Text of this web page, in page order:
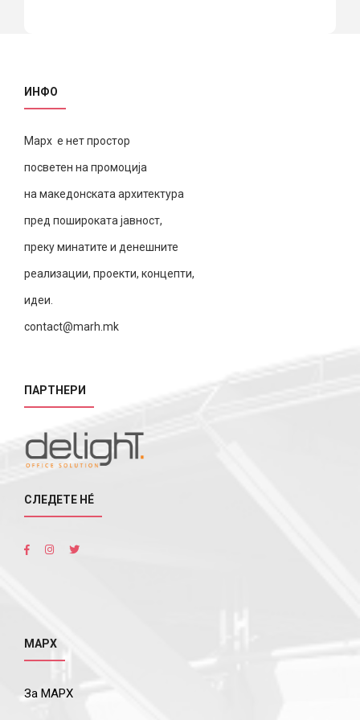
ИНФО
Марх е нет простор
посветен на промоција
на македонската архитектура
пред пошироката јавност,
преку минатите и денешните
реализации, проекти, концепти,
идеи.
contact@marh.mk
ПАРТНЕРИ
СЛЕДЕТЕ НÉ
МАРХ
За МАРХ